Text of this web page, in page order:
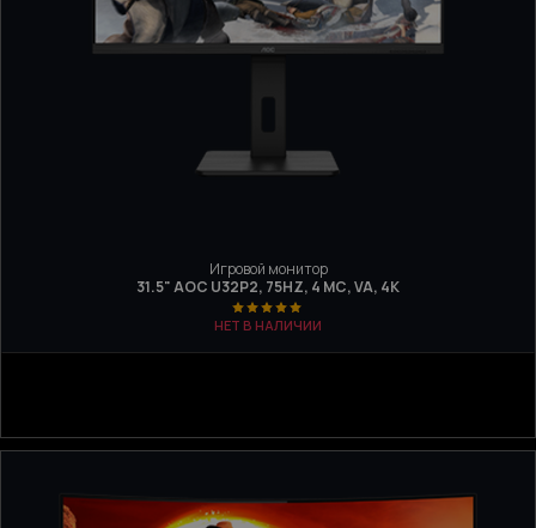
Игровой монитор
31.5" AOC U32P2, 75HZ, 4 МС, VA, 4K
НЕТ В НАЛИЧИИ